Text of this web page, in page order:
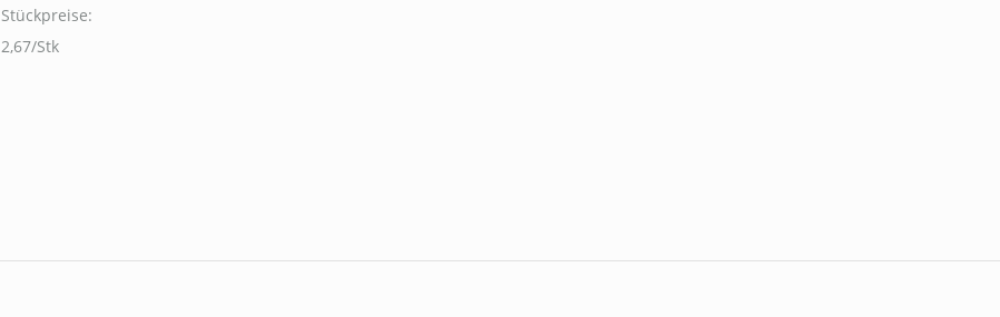
Stückpreise:
2,67/Stk